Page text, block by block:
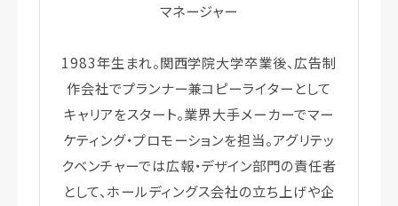
マネージャー
1983年生まれ。関西学院大学卒業後、広告制
作会社でプランナー兼コピーライターとして
キャリアをスタート。業界大手メーカーでマー
ケティング・プロモーションを担当。アグリテッ
クベンチャーでは広報・デザイン部門の責任者
として、ホールディングス会社の立ち上げや企